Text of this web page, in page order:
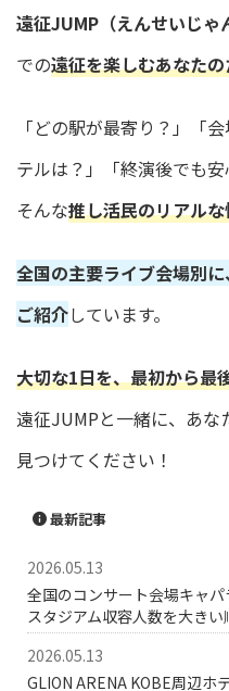
遠征JUMP（えんせいじゃ
での遠征を楽しむあなた
「どの駅が最寄り？」「
テルは？」「終演後でも
そんな推し活民のリアル
全国の主要ライブ会場別
ご紹介しています。
大切な1日を、最初から最
遠征JUMPと一緒に、あな
見つけてください！
最新記事
2026.05.13
全国のコンサート会場キャ
スタジアム収容人数を大きい
2026.05.13
GLION ARENA KOBE周辺ホ